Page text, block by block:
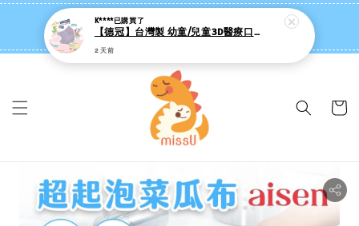
missU 迷思悠官方旗艦店 ❤️ 迷粉招募中
👉點我【追蹤社群送 $20 】
K****已購買了
【德冠】台灣製 幼童/兒童3D醫療口罩 (50入/絲滑內裡/彈性耳繩)
2 天前